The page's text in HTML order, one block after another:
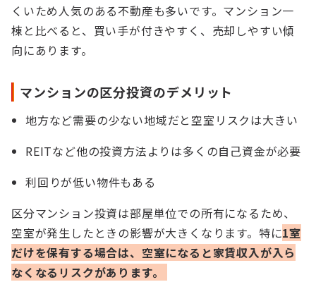
くいため人気のある不動産も多いです。マンション一
棟と比べると、買い手が付きやすく、売却しやすい傾
向にあります。
マンションの区分投資のデメリット
地方など需要の少ない地域だと空室リスクは大きい
REITなど他の投資方法よりは多くの自己資金が必要
利回りが低い物件もある
区分マンション投資は部屋単位での所有になるため、
空室が発生したときの影響が大きくなります。特に1室
だけを保有する場合は、空室になると家賃収入が入ら
なくなるリスクがあります。